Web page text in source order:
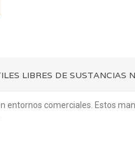
LIBRES DE SUSTANCIAS
entornos comerciales. Estos